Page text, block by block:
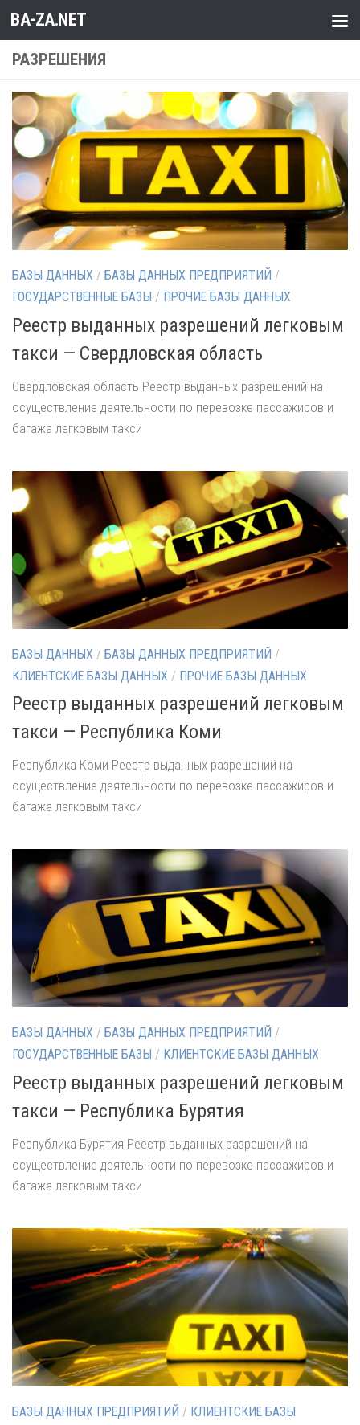
Перейти к содержимому
BA-ZA.NET
РАЗРЕШЕНИЯ
БАЗЫ ДАННЫХ / БАЗЫ ДАННЫХ ПРЕДПРИЯТИЙ /
ГОСУДАРСТВЕННЫЕ БАЗЫ / ПРОЧИЕ БАЗЫ ДАННЫХ
Реестр выданных разрешений легковым
такси — Свердловская область
Свердловская область Реестр выданных разрешений на
осуществление деятельности по перевозке пассажиров и
багажа легковым такси
БАЗЫ ДАННЫХ / БАЗЫ ДАННЫХ ПРЕДПРИЯТИЙ /
КЛИЕНТСКИЕ БАЗЫ ДАННЫХ / ПРОЧИЕ БАЗЫ ДАННЫХ
Реестр выданных разрешений легковым
такси — Республика Коми
Республика Коми Реестр выданных разрешений на
осуществление деятельности по перевозке пассажиров и
багажа легковым такси
БАЗЫ ДАННЫХ / БАЗЫ ДАННЫХ ПРЕДПРИЯТИЙ /
ГОСУДАРСТВЕННЫЕ БАЗЫ / КЛИЕНТСКИЕ БАЗЫ ДАННЫХ
Реестр выданных разрешений легковым
такси — Республика Бурятия
Республика Бурятия Реестр выданных разрешений на
осуществление деятельности по перевозке пассажиров и
багажа легковым такси
БАЗЫ ДАННЫХ ПРЕДПРИЯТИЙ / КЛИЕНТСКИЕ БАЗЫ